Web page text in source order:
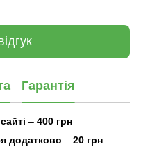
Гарантія
– 400 грн
додатково – 20 грн